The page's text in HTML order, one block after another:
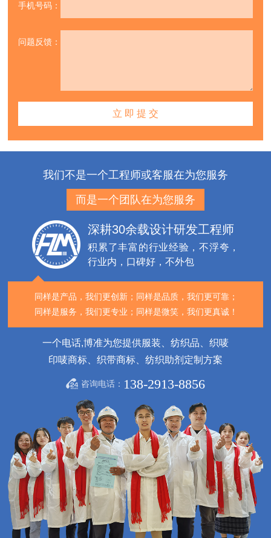
手机号码：
问题反馈：
我们不是一个工程师或客服在为您服务
而是一个团队在为您服务
深耕30余载设计研发工程师
积累了丰富的行业经验，不浮夸，
行业内，口碑好，不外包
同样是产品，我们更创新； 同样是品质，我们更可靠；
同样是服务，我们更专业； 同样是微笑，我们更真诚！
一个电话,博准为您提供服装、纺织品、织唛
印唛商标、织带商标、纺织助剂定制方案
咨询电话： 138-2913-8856